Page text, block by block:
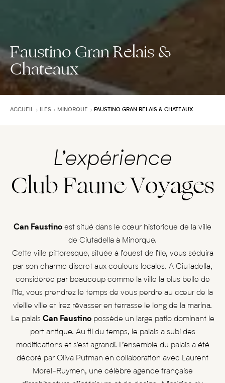
Faustino Gran Relais &
Chateaux
ACCUEIL ILES MINORQUE FAUSTINO GRAN RELAIS & CHATEAUX
L’expérience
Club Faune Voyages
Can Faustino est situé dans le cœur historique de la ville
de Ciutadella à Minorque.
Cette ville pittoresque, située à l’ouest de l’île, vous séduira
par son charme discret aux couleurs locales. A Ciutadella,
considérée par beaucoup comme la ville la plus belle de
l’île, vous prendrez le temps de vous perdre au cœur de la
vieille ville et irez rêvasser en terrasse le long de la marina.
Le palais Can Faustinopossède un large patio dominant le
port antique. Au fil du temps, le palais a subi des
modifications et s’est agrandi. L’ensemble du palais a été
décoré par Oliva Putman en collaboration avec Laurent
Morel-Ruymen, une célèbre agence française